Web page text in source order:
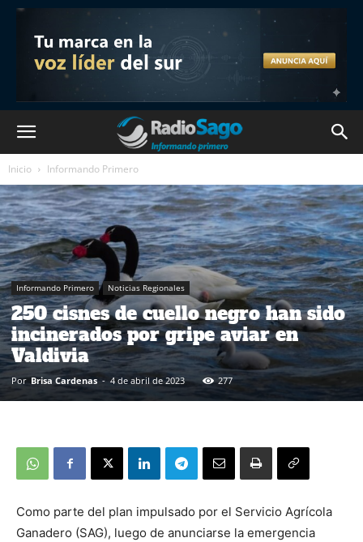
Inicio Informando Primero
Informando Primero Noticias Regionales
250 cisnes de cuello negro han sido
incinerados por gripe aviar en
Valdivia
Por Brisa Cardenas - 4 de abril de 2023 277
Como parte del plan impulsado por el Servicio Agrícola
Ganadero (SAG), luego de anunciarse la emergencia